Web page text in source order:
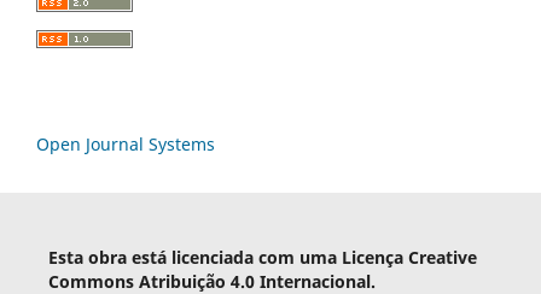
Open Journal Systems
Esta obra está licenciada com uma Licença Creative
Commons Atribuição 4.0 Internacional.